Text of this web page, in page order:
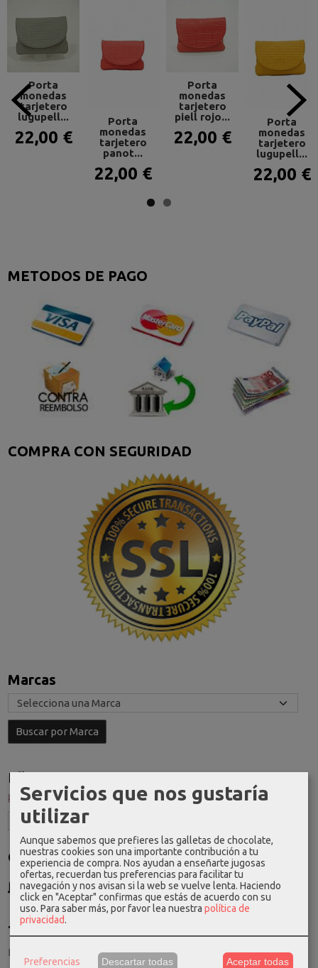
METODOS DE PAGO
COMPRA CON SEGURIDAD
Marcas
Idioma
Costes de Envío
GRATIS *
Consultar Destinos
Tu Carrito (0)
El carrito de la compra está vacío
Porta
monedas
tarjetero
lugupell...
22,00 €
Porta
monedas
tarjetero
panot...
22,00 €
Porta
monedas
tarjetero
piell rojo...
22,00 €
Porta
monedas
tarjetero
lugupell...
22,00 €
Servicios que nos gustaría
utilizar
Aunque sabemos que prefieres las galletas de chocolate,
nuestras cookies son una importante contribución a tu
experiencia de compra. Nos ayudan a enseñarte jugosas
ofertas, recuerdan tus preferencias para facilitar tu
navegación y nos avisan si la web se vuelve lenta. Haciendo
click en "Aceptar" confirmas que estás de acuerdo con su
uso. Para saber más, por favor lea nuestra política de
privacidad.
Preferencias Descartar todas Aceptar todas